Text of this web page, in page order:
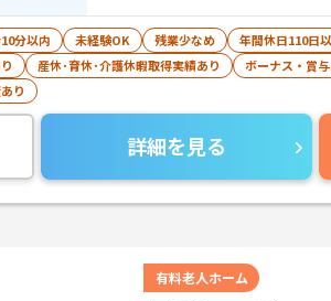
分以内 未経験OK 残業少なめ 年間休日110日
産休･育休･介護休暇取得実績あり ボーナス・賞
り
詳細を見る
有料老人ホーム